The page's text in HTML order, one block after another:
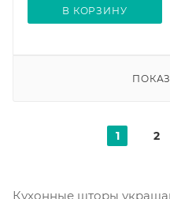
В КОРЗИНУ
1 2
Кухонные шторы